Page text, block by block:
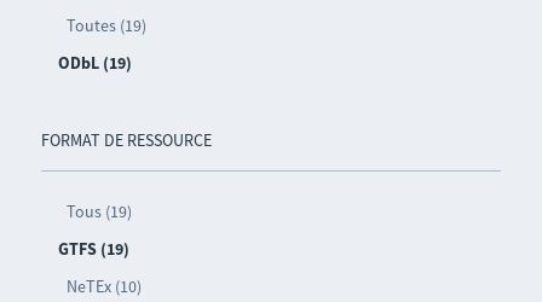
Toutes (19)
ODbL (19)
FORMAT DE RESSOURCE
Tous (19)
GTFS (19)
NeTEx (10)